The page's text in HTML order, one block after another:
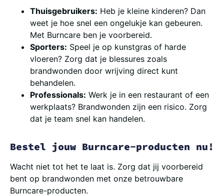
Thuisgebruikers: Heb je kleine kinderen? Dan
weet je hoe snel een ongelukje kan gebeuren.
Met Burncare ben je voorbereid.
Sporters: Speel je op kunstgras of harde
vloeren? Zorg dat je blessures zoals
brandwonden door wrijving direct kunt
behandelen.
Professionals: Werk je in een restaurant of een
werkplaats? Brandwonden zijn een risico. Zorg
dat je team snel kan handelen.
Bestel jouw Burncare-producten nu!
Wacht niet tot het te laat is. Zorg dat jij voorbereid
bent op brandwonden met onze betrouwbare
Burncare-producten.